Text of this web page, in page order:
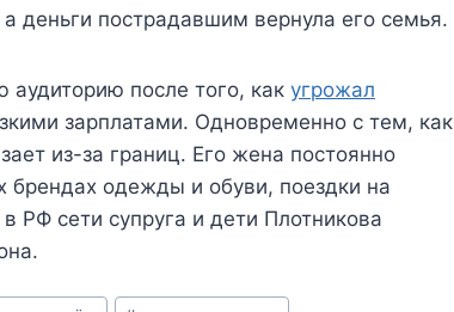
деньги пострадавшим вернула его семья.
после того, как угрожал
зарплатами. Одновременно с тем, как
из-за границ. Его жена постоянно
брендах одежды и обуви, поездки на
сети супруга и дети Плотникова